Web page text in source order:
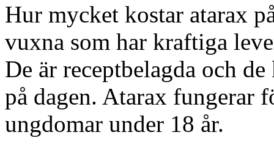
Hur mycket kostar atarax
vuxna som har kraftiga
De är receptbelagda och
på dagen. Atarax fungerar
ungdomar under 18 år.